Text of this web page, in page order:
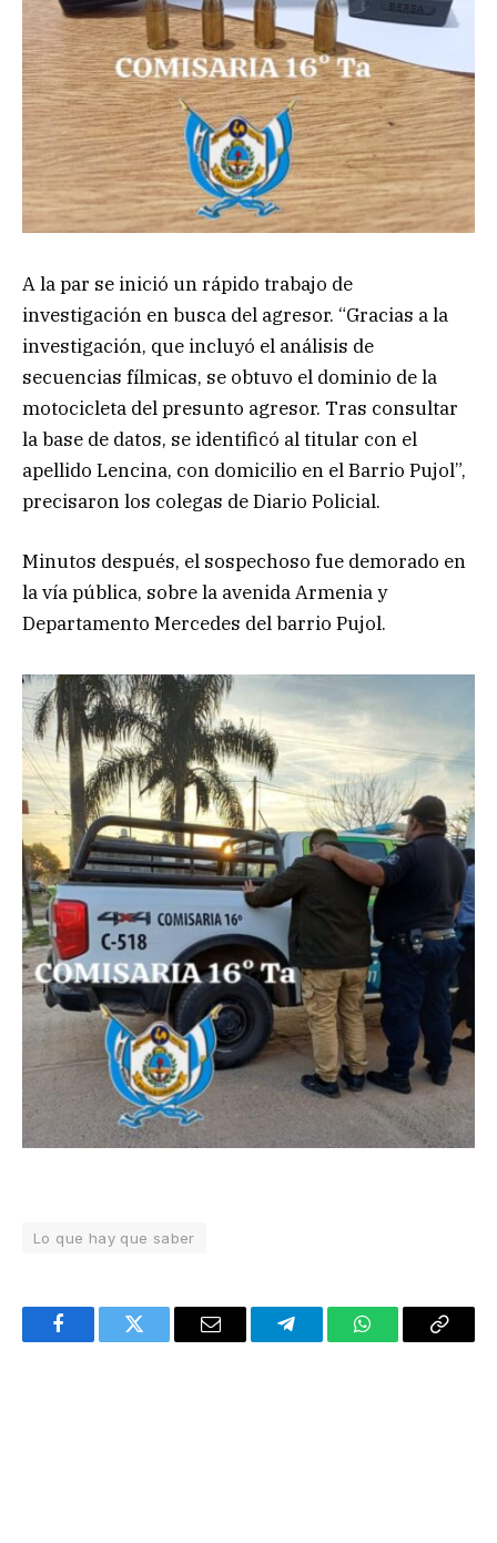
A la par se inició un rápido trabajo de
investigación en busca del agresor. “Gracias a la
investigación, que incluyó el análisis de
secuencias fílmicas, se obtuvo el dominio de la
motocicleta del presunto agresor. Tras consultar
la base de datos, se identificó al titular con el
apellido Lencina, con domicilio en el Barrio Pujol”,
precisaron los colegas de Diario Policial.
Minutos después, el sospechoso fue demorado en
la vía pública, sobre la avenida Armenia y
Departamento Mercedes del barrio Pujol.
Lo que hay que saber
FacebookTwitter Email TelegramWhatsAppCopy